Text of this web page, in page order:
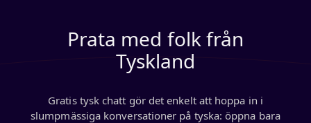
Prata med folk från
Tyskland
Gratis tysk chatt gör det enkelt att hoppa in i
slumpmässiga konversationer på tyska: öppna bara